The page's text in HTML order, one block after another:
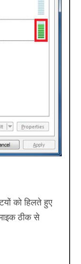
को हिलते हुए
ठीक से